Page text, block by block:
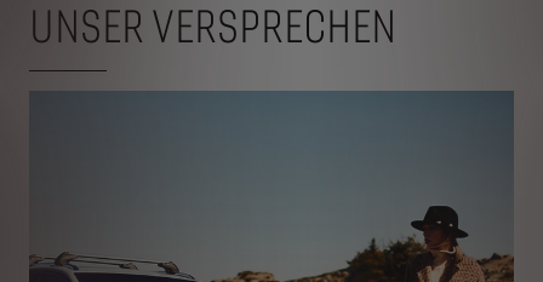
UNSER VERSPRECHEN